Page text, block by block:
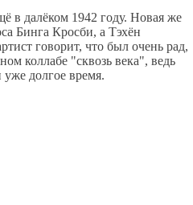
в далёком 1942 году. Новая же
Бинга Кросби, а Тэхён
говорит, что был очень рад,
коллабе "сквозь века", ведь
долгое время.